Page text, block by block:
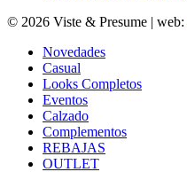
© 2026 Viste & Presume | web:
Novedades
Casual
Looks Completos
Eventos
Calzado
Complementos
REBAJAS
OUTLET